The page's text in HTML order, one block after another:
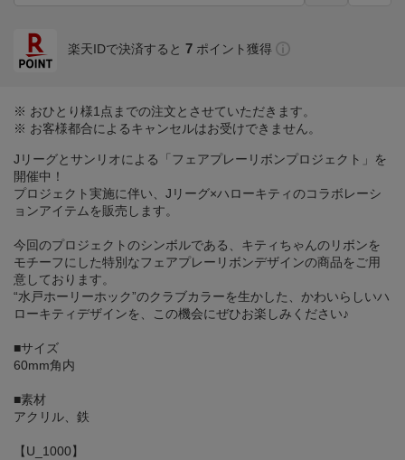
楽天IDで決済すると 7 ポイント獲得
※ おひとり様1点までの注文とさせていただきます。
※ お客様都合によるキャンセルはお受けできません。
Jリーグとサンリオによる「フェアプレーリボンプロジェクト」を
開催中！
プロジェクト実施に伴い、Jリーグ×ハローキティのコラボレーシ
ョンアイテムを販売します。
今回のプロジェクトのシンボルである、キティちゃんのリボンを
モチーフにした特別なフェアプレーリボンデザインの商品をご用
意しております。
“水戸ホーリーホック”のクラブカラーを生かした、かわいらしいハ
ローキティデザインを、この機会にぜひお楽しみください♪
■サイズ
60mm角内
■素材
アクリル、鉄
【U_1000】